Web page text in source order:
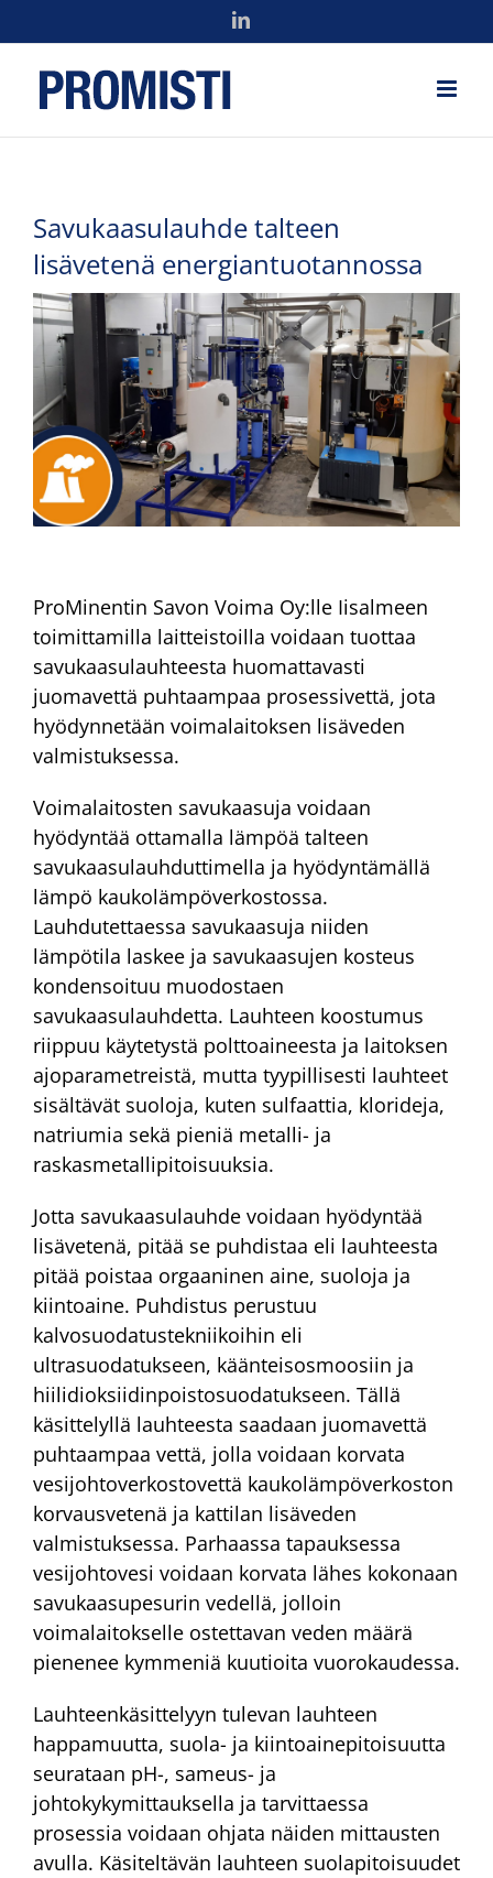
to
content
LinkedIn
Savukaasulauhde talteen
lisävetenä energiantuotannossa
ProMinentin Savon Voima Oy:lle Iisalmeen
toimittamilla laitteistoilla voidaan tuottaa
savukaasulauhteesta huomattavasti
juomavettä puhtaampaa prosessivettä, jota
hyödynnetään voimalaitoksen lisäveden
valmistuksessa.
Voimalaitosten savukaasuja voidaan
hyödyntää ottamalla lämpöä talteen
savukaasulauhduttimella ja hyödyntämällä
lämpö kaukolämpöverkostossa.
Lauhdutettaessa savukaasuja niiden
lämpötila laskee ja savukaasujen kosteus
kondensoituu muodostaen
savukaasulauhdetta. Lauhteen koostumus
riippuu käytetystä polttoaineesta ja laitoksen
ajoparametreistä, mutta tyypillisesti lauhteet
sisältävät suoloja, kuten sulfaattia, klorideja,
natriumia sekä pieniä metalli- ja
raskasmetallipitoisuuksia.
Jotta savukaasulauhde voidaan hyödyntää
lisävetenä, pitää se puhdistaa eli lauhteesta
pitää poistaa orgaaninen aine, suoloja ja
kiintoaine. Puhdistus perustuu
kalvosuodatustekniikoihin eli
ultrasuodatukseen, käänteisosmoosiin ja
hiilidioksiidinpoistosuodatukseen. Tällä
käsittelyllä lauhteesta saadaan juomavettä
puhtaampaa vettä, jolla voidaan korvata
vesijohtoverkostovettä kaukolämpöverkoston
korvausvetenä ja kattilan lisäveden
valmistuksessa. Parhaassa tapauksessa
vesijohtovesi voidaan korvata lähes kokonaan
savukaasupesurin vedellä, jolloin
voimalaitokselle ostettavan veden määrä
pienenee kymmeniä kuutioita vuorokaudessa.
Lauhteenkäsittelyyn tulevan lauhteen
happamuutta, suola- ja kiintoainepitoisuutta
seurataan pH-, sameus- ja
johtokykymittauksella ja tarvittaessa
prosessia voidaan ohjata näiden mittausten
avulla. Käsiteltävän lauhteen suolapitoisuudet